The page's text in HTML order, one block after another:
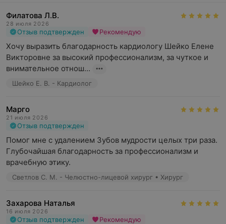
Филатова Л.В.
28 июля 2026
Отзыв подтвержден Рекомендую
Хочу выразить благодарность кардиологу Шейко Елене
Викторовне за высокий профессионализм, за чуткое и
внимательное отнош...
Шейко Е. В. - Кардиолог
Марго
21 июля 2026
Отзыв подтвержден
Помог мне с удалением Зубов мудрости целых три раза.
Глубочайшая благодарность за профессионализм и
врачебную этику.
Светлов С. М. - Челюстно-лицевой хирург • Хирург
Захарова Наталья
16 июля 2026
Отзыв подтвержден Рекомендую